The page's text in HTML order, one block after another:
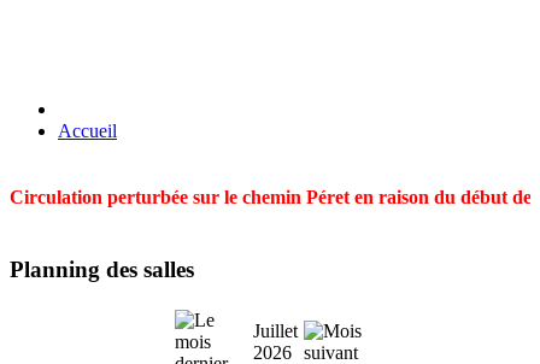
Accueil
Circulation perturbée sur le chemin Péret en raison du début
Planning des salles
Juillet
2026